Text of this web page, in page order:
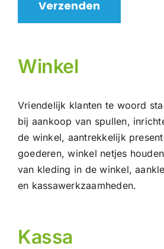
Winkel
Vriendelijk klanten te woord
bij aankoop van spullen,
de winkel, aantrekkelijk
goederen, winkel netjes
van kleding in de winkel,
en kassawerkzaamheden.
Kassa